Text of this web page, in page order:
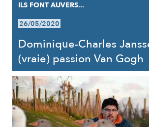
ILS FONT AUVERS...
26/05/2020
Dominique-Charles
(vraie) passion Van Gogh